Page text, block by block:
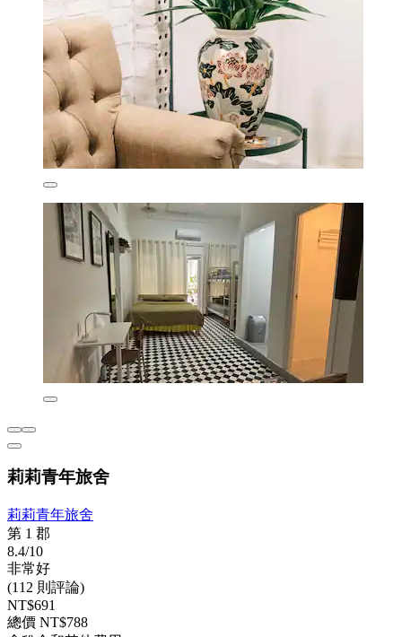
莉莉青年旅舍
莉莉青年旅舍
第 1 郡
8.4/10
非常好
(112 則評論)
NT$691
總價 NT$788